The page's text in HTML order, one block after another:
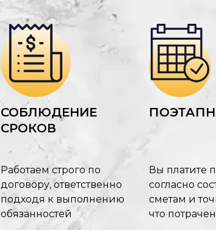
СОБЛЮДЕНИЕ
СРОКОВ
Работаем строго по
договору, ответственно
подходя к выполнению
обязанностей
Вы платите
согласно
сметам и
что